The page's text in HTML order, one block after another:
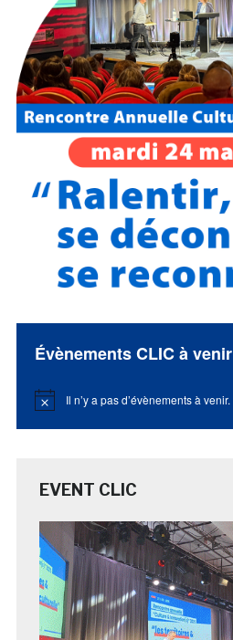
Évènements CLIC à venir
Notice Il n’y a pas d’évènements à venir.
EVENT CLIC